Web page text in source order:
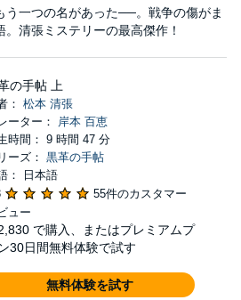
う一つの名があった──。戦争の傷がま
清張ミステリーの最高傑作！
の手帖 上
： 松本 清張
ーター： 岸本 百恵
時間： 9 時間 47 分
ーズ： 黒革の手帖
： 日本語
55件のカスタマー
ュー
で購入、またはプレミアムプ
30日間無料体験で試す
無料体験を試す